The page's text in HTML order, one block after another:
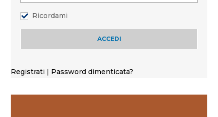
Ricordami
Registrati Password dimenticata?